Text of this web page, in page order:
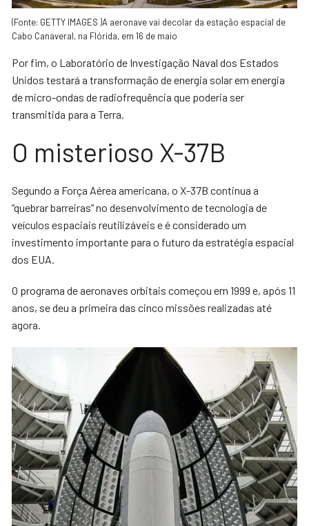
(Fonte: GETTY IMAGES )A aeronave vai decolar da estação espacial de
Cabo Canaveral, na Flórida, em 16 de maio
Por fim, o Laboratório de Investigação Naval dos Estados
Unidos testará a transformação de energia solar em energia
de micro-ondas de radiofrequência que poderia ser
transmitida para a Terra.
O misterioso X-37B
Segundo a Força Aérea americana, o X-37B continua a
“quebrar barreiras” no desenvolvimento de tecnologia de
veículos espaciais reutilizáveis e é considerado um
investimento importante para o futuro da estratégia espacial
dos EUA.
O programa de aeronaves orbitais começou em 1999 e, após 11
anos, se deu a primeira das cinco missões realizadas até
agora.